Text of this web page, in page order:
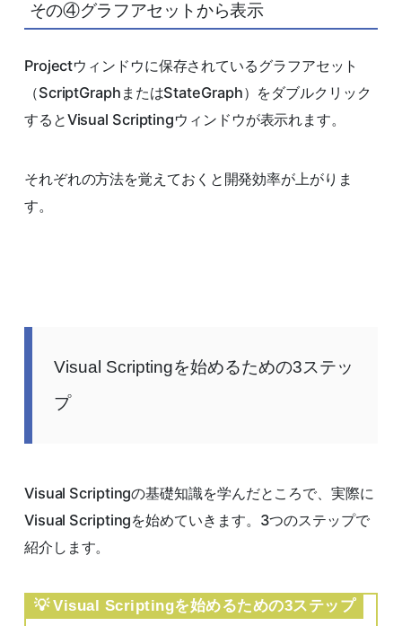
その④グラフアセットから表示
Projectウィンドウに保存されているグラフアセット
（ScriptGraphまたはStateGraph）をダブルクリック
するとVisual Scriptingウィンドウが表示れます。
それぞれの方法を覚えておくと開発効率が上がりま
す。
Visual Scriptingを始めるための3ステッ
プ
Visual Scriptingの基礎知識を学んだところで、実際に
Visual Scriptingを始めていきます。3つのステップで
紹介します。
Visual Scriptingを始めるための3ステップ